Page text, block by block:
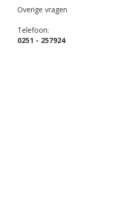
Overige vragen
Telefoon:
0251 - 257924